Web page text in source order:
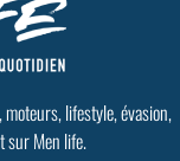
lifestyle, évasion,
sur Men life.